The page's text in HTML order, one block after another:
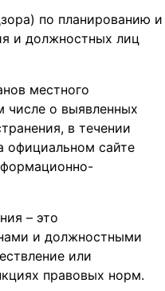
по планированию и
и должностных лиц
местного
числе о выявленных
в течении
официальном сайте
– это
и должностными
или
правовых норм.